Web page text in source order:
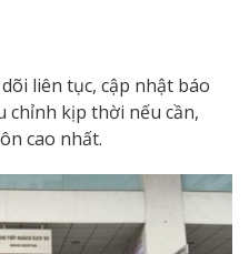
liên tục, cập nhật báo
chỉnh kịp thời nếu cần,
cao nhất.